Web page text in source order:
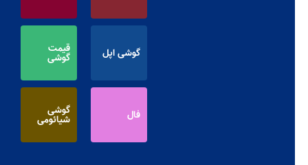
گوشی اپل قیمت
گوشی
گوشی
شیائومی